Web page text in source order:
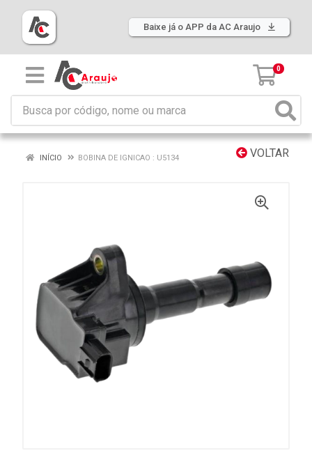
Baixe já o APP da AC Araujo
0
VOLTAR
INÍCIO BOBINA DE IGNICAO : U5134